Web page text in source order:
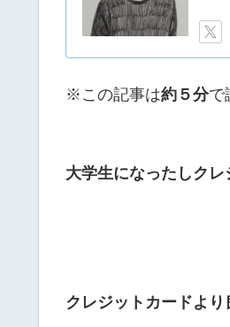
※この記事は約５分で
大学生になったしクレ
クレジットカードより